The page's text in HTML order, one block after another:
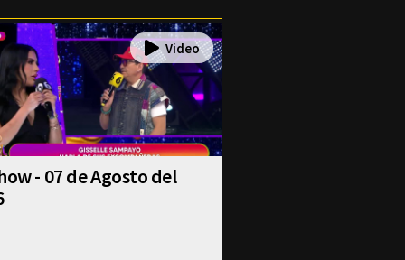
- 07 de Agosto del